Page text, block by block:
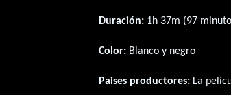
Duración: 1h 37m (97
Color: Blanco y negro
Paises productores: La